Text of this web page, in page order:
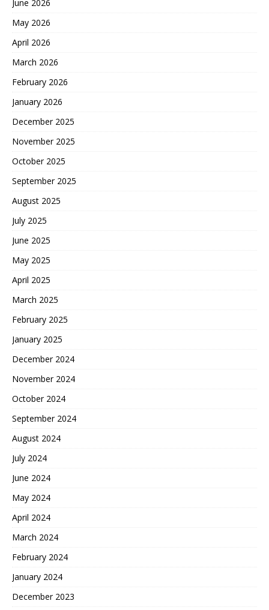
June 2026
May 2026
April 2026
March 2026
February 2026
January 2026
December 2025
November 2025
October 2025
September 2025
August 2025
July 2025
June 2025
May 2025
April 2025
March 2025
February 2025
January 2025
December 2024
November 2024
October 2024
September 2024
August 2024
July 2024
June 2024
May 2024
April 2024
March 2024
February 2024
January 2024
December 2023